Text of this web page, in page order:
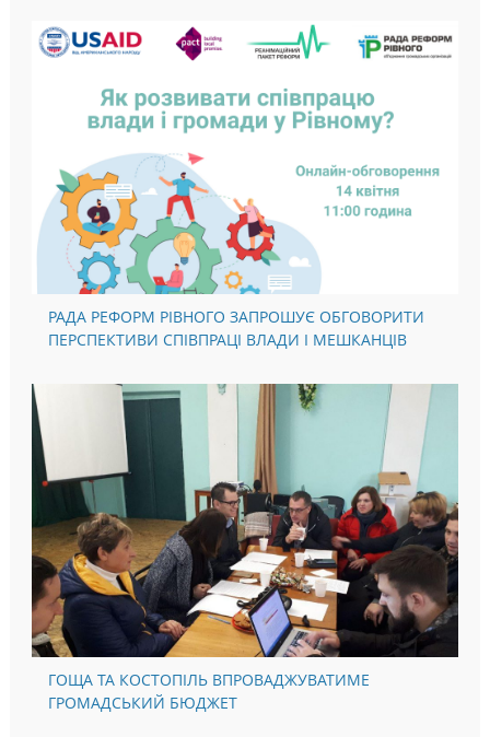
РАДА РЕФОРМ РІВНОГО ЗАПРОШУЄ ОБГОВОРИТИ
ПЕРСПЕКТИВИ СПІВПРАЦІ ВЛАДИ І МЕШКАНЦІВ
ГОЩА ТА КОСТОПІЛЬ ВПРОВАДЖУВАТИМЕ
ГРОМАДСЬКИЙ БЮДЖЕТ